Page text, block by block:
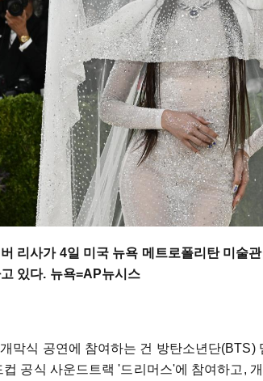
리사가 4일 미국 뉴욕 메트로폴리탄 미술
있다. 뉴욕=AP뉴시스
막식 공연에 참여하는 건 방탄소년단(BTS)
공식 사운드트랙 '드리머스'에 참여하고,